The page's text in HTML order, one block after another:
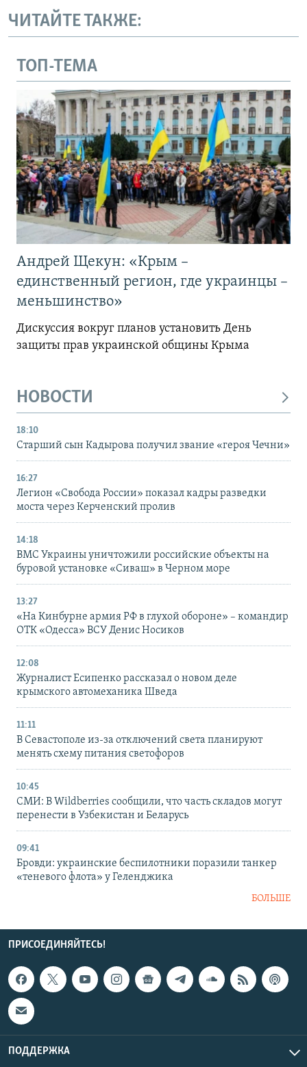
ЧИТАЙТЕ ТАКЖЕ:
ТОП-ТЕМА
Андрей Щекун: «Крым –
единственный регион, где украинцы –
меньшинство»
Дискуссия вокруг планов установить День
защиты прав украинской общины Крыма
НОВОСТИ
18:10
Старший сын Кадырова получил звание «героя Чечни»
16:27
Легион «Свобода России» показал кадры разведки
моста через Керченский пролив
14:18
ВМС Украины уничтожили российские объекты на
буровой установке «Сиваш» в Черном море
13:27
«На Кинбурне армия РФ в глухой обороне» – командир
ОТК «Одесса» ВСУ Денис Носиков
12:08
Журналист Есипенко рассказал о новом деле
крымского автомеханика Шведа
11:11
В Севастополе из-за отключений света планируют
менять схему питания светофоров
10:45
СМИ: В Wildberries сообщили, что часть складов могут
перенести в Узбекистан и Беларусь
09:41
Бровди: украинские беспилотники поразили танкер
«теневого флота» у Геленджика
БОЛЬШЕ
ПРИСОЕДИНЯЙТЕСЬ!
ПОДДЕРЖКА